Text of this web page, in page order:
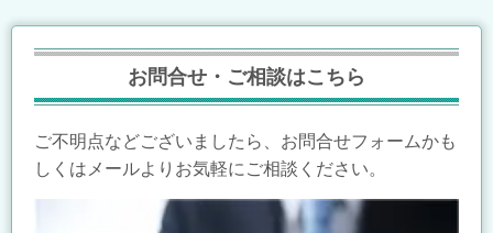
お問合せ・ご相談はこちら
ご不明点などございましたら、お問合せフォームかも
しくはメールよりお気軽にご相談ください。